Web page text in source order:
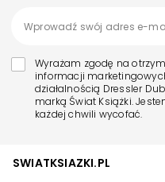
Wyrażam zgodę na
informacji
działalnością Dressler
marką Świat Książki.
każdej chwili wycofać.
SWIATKSIAZKI.PL